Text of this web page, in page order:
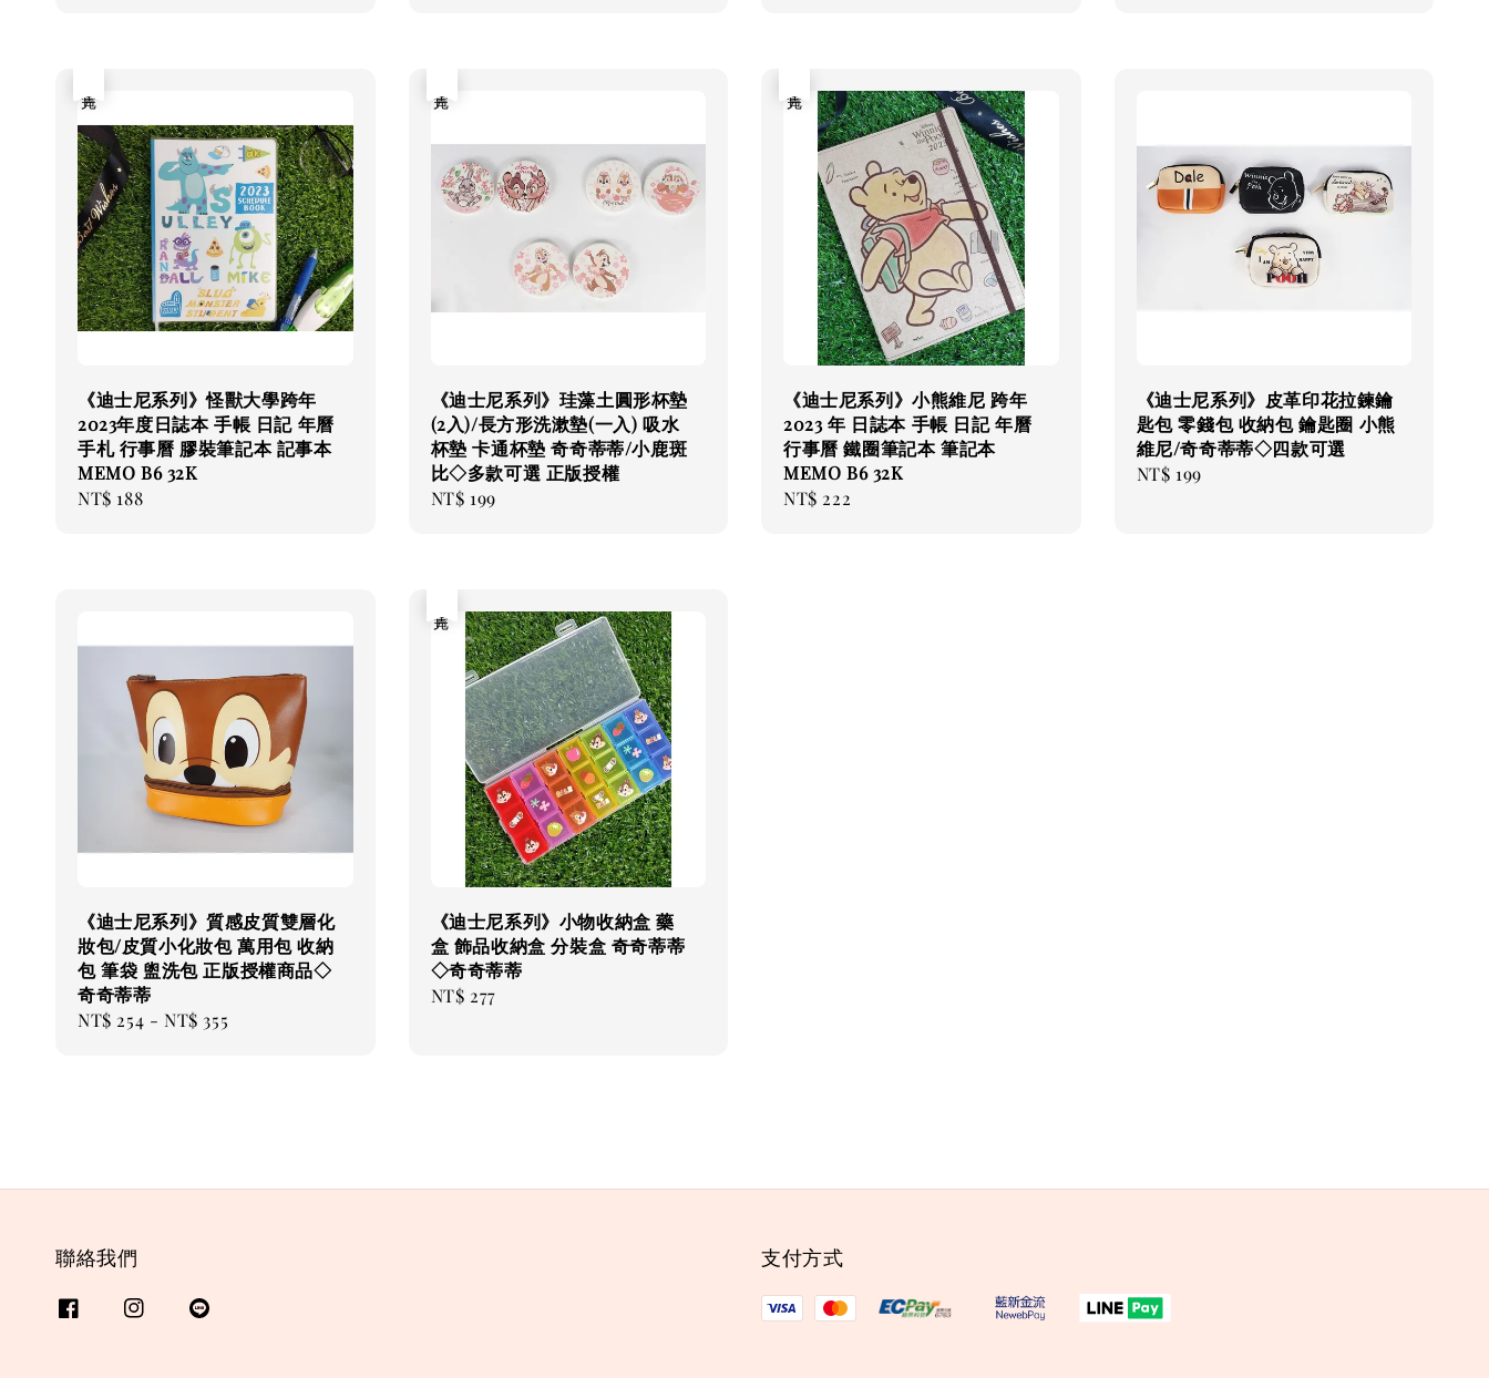
《迪士尼系列》怪獸大學跨年
2023年度日誌本 手帳 日記 年曆
手札 行事曆 膠裝筆記本 記事本
MEMO B6 32K
Regular
NT$ 188
《迪士尼系列》珪藻土圓形杯墊
(2入)/長方形洗漱墊(一入) 吸水
杯墊 卡通杯墊 奇奇蒂蒂/小鹿斑
比◇多款可選 正版授權
Regular
NT$ 199
《迪士尼系列》小熊維尼 跨年
2023 年 日誌本 手帳 日記 年曆
行事曆 鐵圈筆記本 筆記本
MEMO B6 32K
Regular
NT$ 222
《迪士尼系列》皮革印花拉鍊鑰
匙包 零錢包 收納包 鑰匙圈 小熊
維尼/奇奇蒂蒂◇四款可選
Regular
NT$ 199
《迪士尼系列》質感皮質雙層化
妝包/皮質小化妝包 萬用包 收納
包 筆袋 盥洗包 正版授權商品◇
奇奇蒂蒂
Regular
NT$ 254 -NT$ 355
《迪士尼系列》小物收納盒 藥
盒 飾品收納盒 分裝盒 奇奇蒂蒂
◇奇奇蒂蒂
Regular
NT$ 277
聯絡我們 支付方式